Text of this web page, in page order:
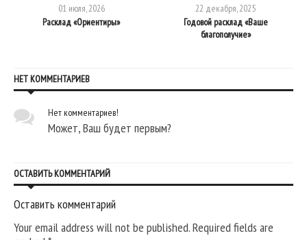
01 июля, 2026
Расклад «Ориентиры»
22 декабря, 2025
Годовой расклад «Ваше
благополучие»
НЕТ КОММЕНТАРИЕВ
Нет комментариев!
Может, Ваш будет первым?
ОСТАВИТЬ КОММЕНТАРИЙ
Оставить комментарий
Your email address will not be published. Required fields are